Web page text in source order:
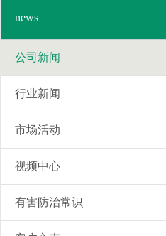
news
公司新闻
行业新闻
市场活动
视频中心
有害防治常识